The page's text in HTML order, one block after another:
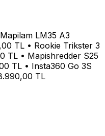
LM35 A3
TL • Rookie Trikster 3
TL • Mapishredder S25
TL • Insta360 Go 3S
TL